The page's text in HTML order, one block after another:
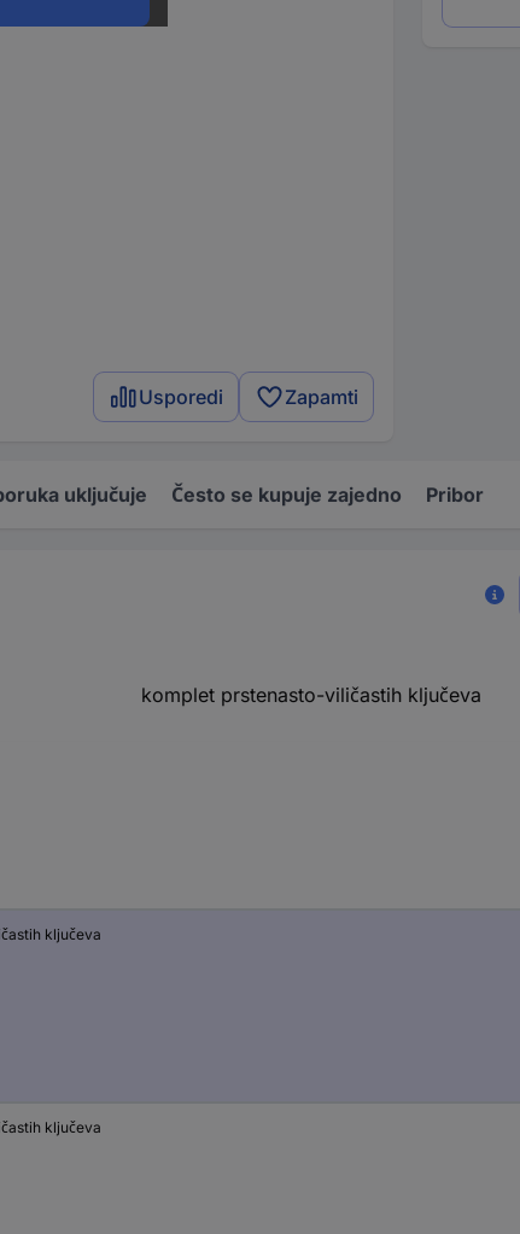
Usporedi Zapamti
uključuje Često se kupuje zajedno Pribor
komplet prstenasto-viličastih ključeva
ključeva
ključeva